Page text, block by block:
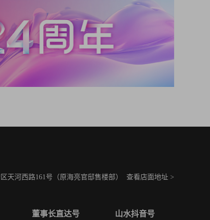
天河西路161号（原海亮官邸售楼部） 查看店面地址 >
董事长直达号 山水抖音号